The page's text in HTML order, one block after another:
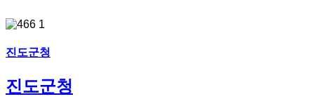
진도군청
진도군청